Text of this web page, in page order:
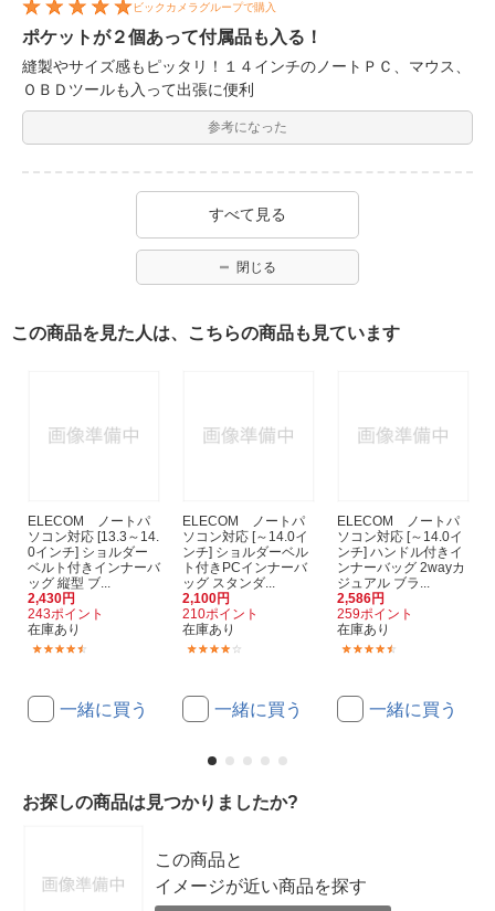
ビックカメラグループで購入
ポケットが２個あって付属品も入る！
縫製やサイズ感もピッタリ！１４インチのノートＰＣ、マウス、
ＯＢＤツールも入って出張に便利
参考になった
すべて見る
閉じる
この商品を見た人は、こちらの商品も見ています
ELECOM ノートパ
ソコン対応 [13.3～14.
0インチ] ショルダー
ベルト付きインナーバ
ッグ 縦型 ブ...
2,430円
243ポイント
在庫あり
一緒に買う
ELECOM ノートパ
ソコン対応 [～14.0イ
ンチ] ショルダーベル
ト付きPCインナーバ
ッグ スタンダ...
2,100円
210ポイント
在庫あり
一緒に買う
ELECOM ノートパ
ソコン対応 [～14.0イ
ンチ] ハンドル付きイ
ンナーバッグ 2wayカ
ジュアル ブラ...
2,586円
259ポイント
在庫あり
一緒に買う
お探しの商品は見つかりましたか?
この商品と
イメージが近い商品を探す